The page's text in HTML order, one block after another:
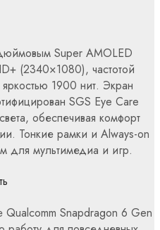
Super AMOLED
(2340×1080), частотой
1900 нит. Экран
SGS Eye Care
обеспечивая комфорт
Тонкие рамки и Always-on
для мультимедиа и игр.
Qualcomm Snapdragon 6 Gen